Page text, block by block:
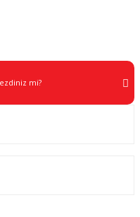
mi?